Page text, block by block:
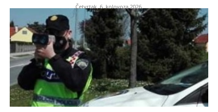
Četvrtak, 6. kolovoza 2026.